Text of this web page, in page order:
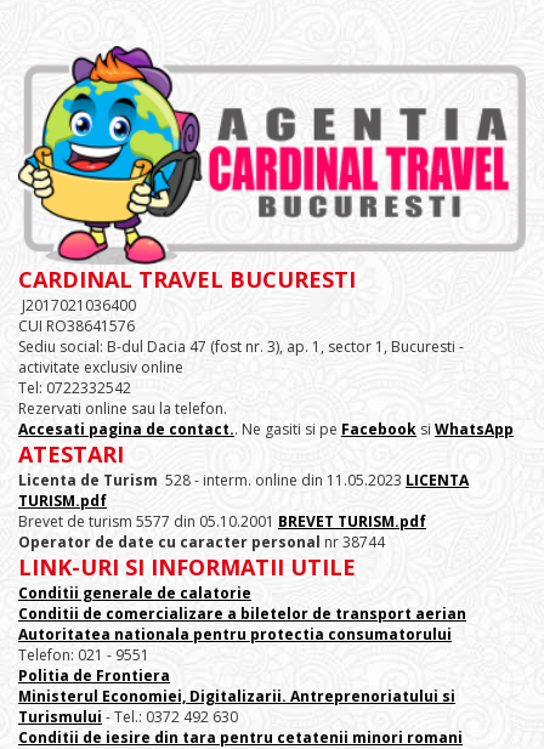
CARDINAL TRAVEL BUCURESTI
J2017021036400
CUI RO38641576
Sediu social: B-dul Dacia 47 (fost nr. 3), ap. 1, sector 1, Bucuresti -
activitate exclusiv online
Tel: 0722332542
Rezervati online sau la telefon.
Accesati pagina de contact.. Ne gasiti si pe Facebook si WhatsApp
ATESTARI
Licenta de Turism 528 - interm. online din 11.05.2023 LICENTA
TURISM.pdf
Brevet de turism 5577 din 05.10.2001 BREVET TURISM.pdf
Operator de date cu caracter personal nr 38744
LINK-URI SI INFORMATII UTILE
Conditii generale de calatorie
Conditii de comercializare a biletelor de transport aerian
Autoritatea nationala pentru protectia consumatorului
Telefon: 021 - 9551
Politia de Frontiera
Ministerul Economiei, Digitalizarii. Antreprenoriatului si
Turismului - Tel.: 0372 492 630
Conditii de iesire din tara pentru cetatenii minori romani